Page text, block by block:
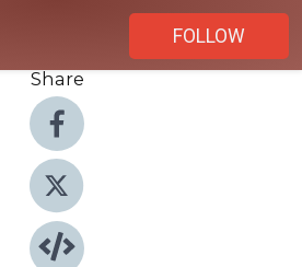
FOLLOW
Share